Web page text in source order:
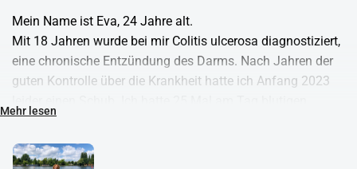
Mein Name ist Eva, 24 Jahre alt.
Mit 18 Jahren wurde bei mir Colitis ulcerosa diagnostiziert,
eine chronische Entzündung des Darms. Nach Jahren der
guten Kontrolle über die Krankheit hatte ich Anfang 2023
Durchfall und war ständig müde. Mein Leben stand eine
Zeit lang still. Ich probierte verschiedene Medikamente aus,
die manchmal ein wenig Linderung brachten, aber
Mehr lesen